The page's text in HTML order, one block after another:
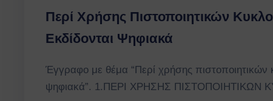
Περί Χρήσης Πιστοποιητικών
Εκδίδονται Ψηφιακά
Έγγραφο με θέμα “Περί χρήσης
ψηφιακά”. 1.ΠΕΡΙ ΧΡΗΣΗΣ ΠΙΣΤΟΠΟΙΗΤΙΚΩΝ